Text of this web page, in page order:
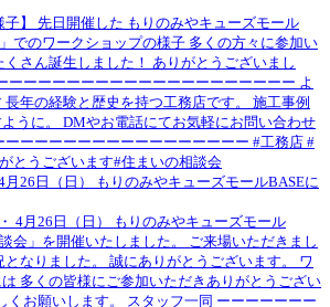
月26日（日） もりのみやキューズモールBASEに